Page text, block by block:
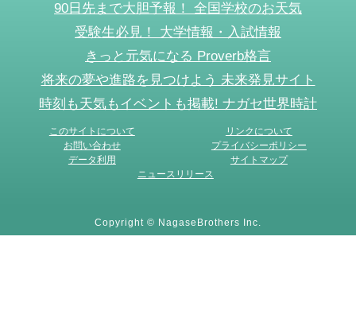
90日先まで大胆予報！ 全国学校のお天気
受験生必見！ 大学情報・入試情報
きっと元気になる Proverb格言
将来の夢や進路を見つけよう 未来発見サイト
時刻も天気もイベントも掲載! ナガセ世界時計
このサイトについて
リンクについて
お問い合わせ
プライバシーポリシー
データ利用
サイトマップ
ニュースリリース
Copyright © NagaseBrothers Inc.